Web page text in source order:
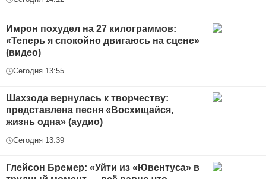
Имрон похудел на 27 килограммов:
«Теперь я спокойно двигаюсь на сцене»
(видео)
Сегодня 13:55
Шахзода вернулась к творчеству:
представлена песня «Восхищайся,
жизнь одна» (аудио)
Сегодня 13:39
Глейсон Бремер: «Уйти из «Ювентуса» в